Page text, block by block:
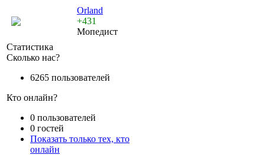
Orland
+431
Мопедист
Статистика
Сколько нас?
6265 пользователей
Кто онлайн?
0 пользователей
0 гостей
Показать только тех, кто
онлайн